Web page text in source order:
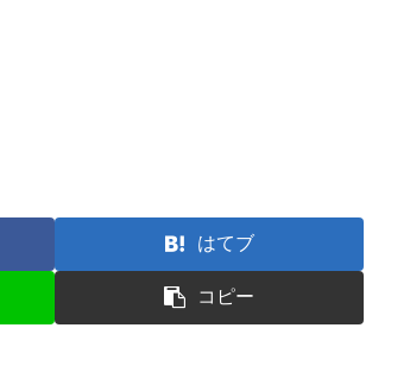
はてブ
コピー